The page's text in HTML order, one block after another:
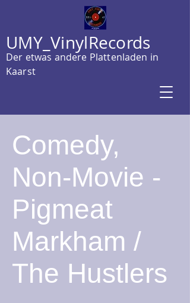
UMY_VinylRecords
Der etwas andere Plattenladen in
Kaarst
Comedy,
Non-Movie -
Pigmeat
Markham /
The Hustlers